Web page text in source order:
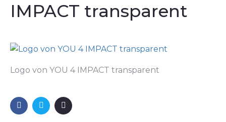
IMPACT transparent
Logo von YOU 4 IMPACT transparent